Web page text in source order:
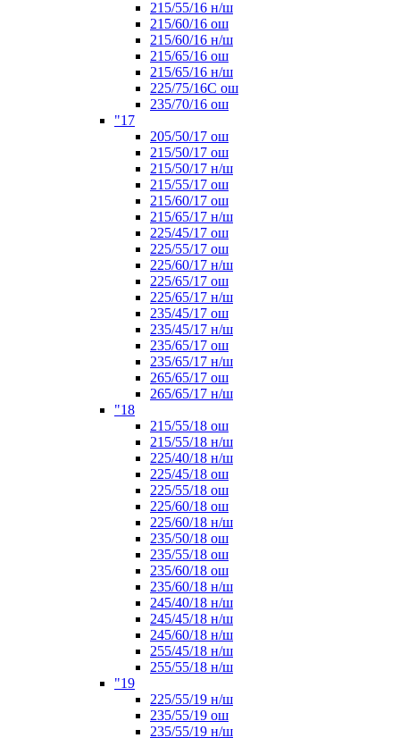
215/55/16 н/ш
215/60/16 ош
215/60/16 н/ш
215/65/16 ош
215/65/16 н/ш
225/75/16C ош
235/70/16 ош
"17
205/50/17 ош
215/50/17 ош
215/50/17 н/ш
215/55/17 ош
215/60/17 ош
215/65/17 н/ш
225/45/17 ош
225/55/17 ош
225/60/17 н/ш
225/65/17 ош
225/65/17 н/ш
235/45/17 ош
235/45/17 н/ш
235/65/17 ош
235/65/17 н/ш
265/65/17 ош
265/65/17 н/ш
"18
215/55/18 ош
215/55/18 н/ш
225/40/18 н/ш
225/45/18 ош
225/55/18 ош
225/60/18 ош
225/60/18 н/ш
235/50/18 ош
235/55/18 ош
235/60/18 ош
235/60/18 н/ш
245/40/18 н/ш
245/45/18 н/ш
245/60/18 н/ш
255/45/18 н/ш
255/55/18 н/ш
"19
225/55/19 н/ш
235/55/19 ош
235/55/19 н/ш